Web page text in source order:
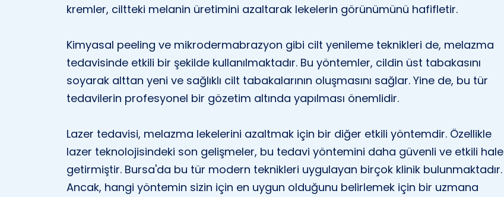
kremler, ciltteki melanin üretimini azaltarak lekelerin görünümünü hafifletir.
Kimyasal peeling ve mikrodermabrazyon gibi cilt yenileme teknikleri de, melazma
tedavisinde etkili bir şekilde kullanılmaktadır. Bu yöntemler, cildin üst tabakasını
soyarak alttan yeni ve sağlıklı cilt tabakalarının oluşmasını sağlar. Yine de, bu tür
tedavilerin profesyonel bir gözetim altında yapılması önemlidir.
Lazer tedavisi, melazma lekelerini azaltmak için bir diğer etkili yöntemdir. Özellikle
lazer teknolojisindeki son gelişmeler, bu tedavi yöntemini daha güvenli ve etkili hale
getirmiştir. Bursa'da bu tür modern teknikleri uygulayan birçok klinik bulunmaktadır.
Ancak, hangi yöntemin sizin için en uygun olduğunu belirlemek için bir uzmana